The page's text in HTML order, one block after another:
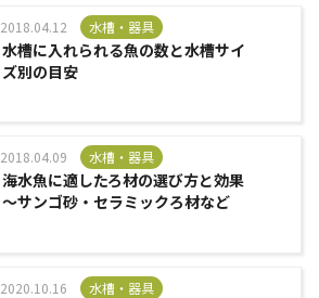
2018.04.12 水槽・器具
水槽に入れられる魚の数と水槽サイ
ズ別の目安
2018.04.09 水槽・器具
海水魚に適したろ材の選び方と効果
～サンゴ砂・セラミックろ材など
2020.10.16 水槽・器具